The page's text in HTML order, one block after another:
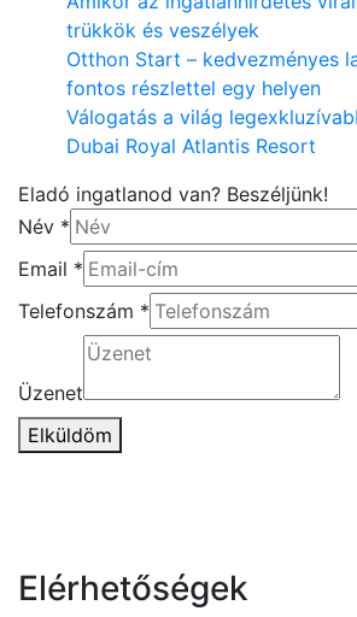
trükkök és veszélyek
Otthon Start – kedvezményes
fontos részlettel egy helyen
Válogatás a világ
Dubai Royal Atlantis Resort
Eladó ingatlanod van? Beszéljünk!
Név *
Email *
Telefonszám *
Üzenet
Elküldöm
Elérhetőségek